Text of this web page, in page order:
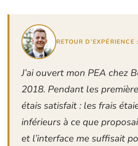
RETOUR D’EXPÉRIENCE
J’ai ouvert mon PEA chez
2018. Pendant les
étais satisfait : les frais
inférieurs à ce que
et l’interface me suffisait